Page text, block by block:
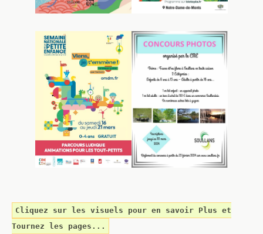
Cliquez sur les visuels pour en savoir Plus et
Tournez les pages...